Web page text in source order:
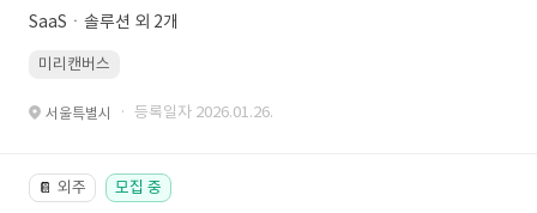
SaaSㆍ솔루션 외 2개
미리캔버스
서울특별시 · 등록일자 2026.01.26.
📔 외주 모집 중